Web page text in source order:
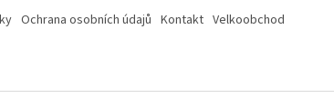
Ochrana osobních údajů Kontakt Velkoobchod